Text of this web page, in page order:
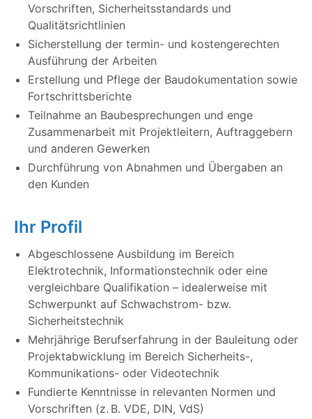
Vorschriften, Sicherheitsstandards und
Qualitätsrichtlinien
Sicherstellung der termin- und kostengerechten
Ausführung der Arbeiten
Erstellung und Pflege der Baudokumentation sowie
Fortschrittsberichte
Teilnahme an Baubesprechungen und enge
Zusammenarbeit mit Projektleitern, Auftraggebern
und anderen Gewerken
Durchführung von Abnahmen und Übergaben an
den Kunden
Ihr Profil
Abgeschlossene Ausbildung im Bereich
Elektrotechnik, Informationstechnik oder eine
vergleichbare Qualifikation – idealerweise mit
Schwerpunkt auf Schwachstrom- bzw.
Sicherheitstechnik
Mehrjährige Berufserfahrung in der Bauleitung oder
Projektabwicklung im Bereich Sicherheits-,
Kommunikations- oder Videotechnik
Fundierte Kenntnisse in relevanten Normen und
Vorschriften (z. B. VDE, DIN, VdS)